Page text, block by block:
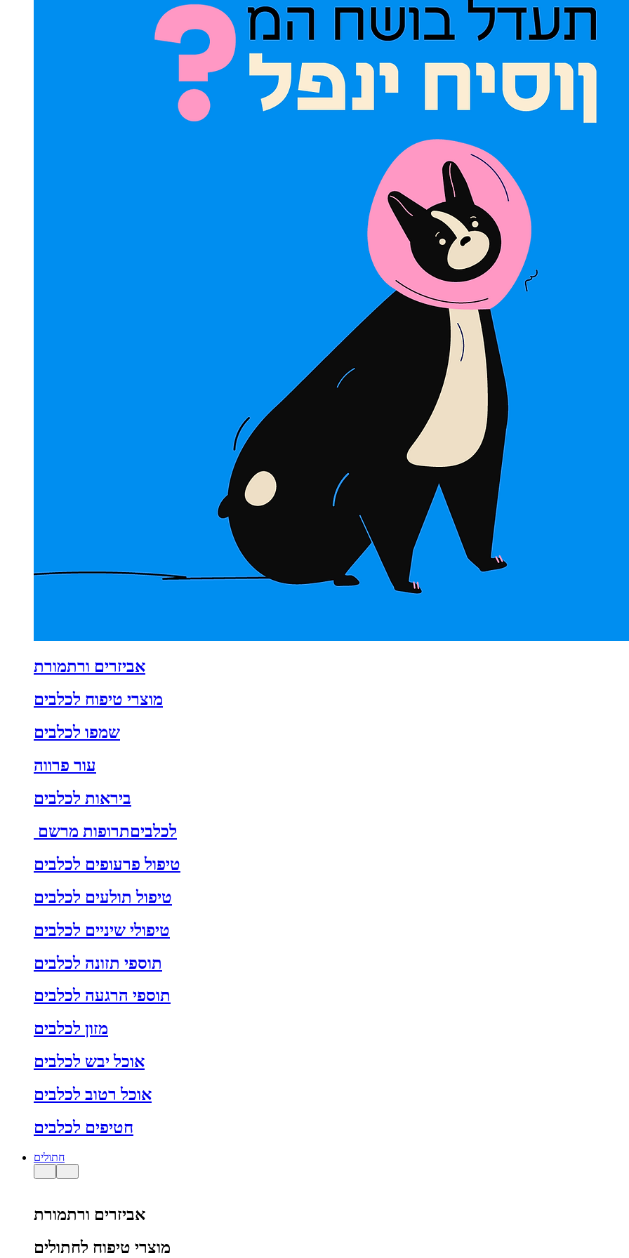
אביזרים ורתמורת
מוצרי טיפוח לכלבים
שמפו לכלבים
עור פרווה
ביראות לכלבים
לכלביםתרופות מרשם
טיפול פרעופים לכלבים
טיפול תולעים לכלבים
טיפולי שיניים לכלבים
תוספי תזונה לכלבים
תוספי הרגעה לכלבים
מזון לכלבים
אוכל יבש לכלבים
אוכל רטוב לכלבים
חטיפים לכלבים
חתולים
אביזרים ורתמורת
מוצרי טיפוח לחתולים